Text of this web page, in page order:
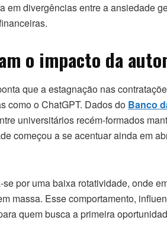
em divergências entre a ansiedade
o impacto da
que a estagnação nas
como o ChatGPT. Dados do Banco
universitários recém-formados
começou a se acentuar ainda em
por uma baixa rotatividade, onde
massa. Esse comportamento,
quem busca a primeira